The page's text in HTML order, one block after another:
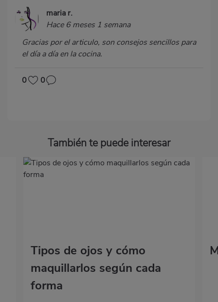
maria r.
Hace 6 meses 1 semana
Gracias por el articulo, son consejos sencillos para
el día a día en la cocina.
0 0
También te puede interesar
Tipos de ojos y cómo
maquillarlos según cada
forma